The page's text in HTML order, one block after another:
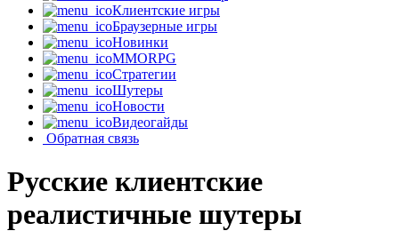
Клиентские игры
Браузерные игры
Новинки
MMORPG
Стратегии
Шутеры
Новости
Видеогайды
Обратная связь
Русские клиентские
реалистичные шутеры